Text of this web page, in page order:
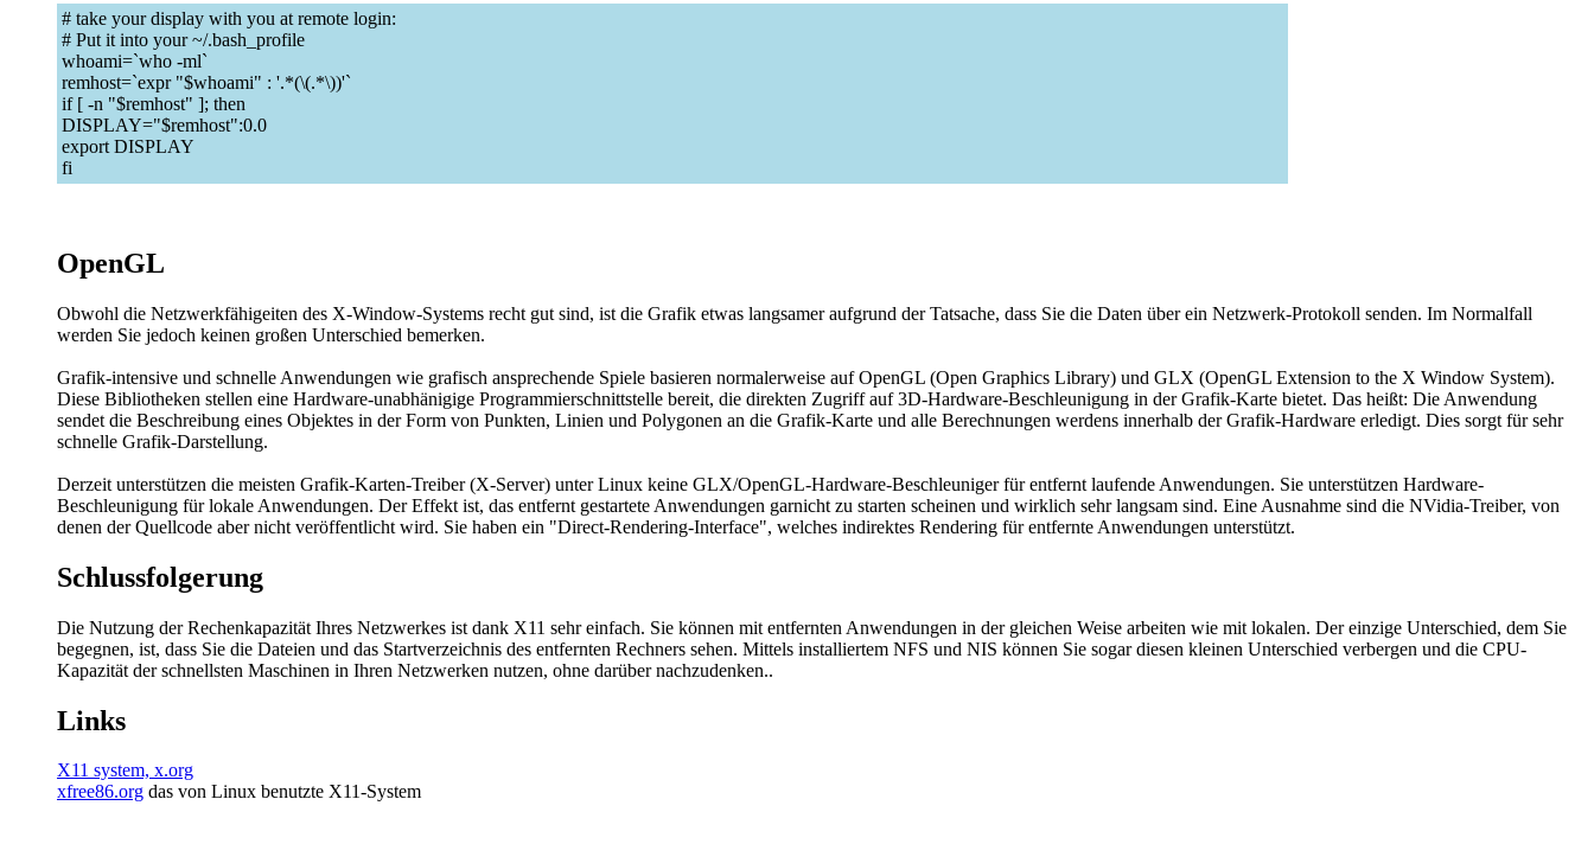
# take your display with you at remote login:
# Put it into your ~/.bash_profile
whoami=`who -ml`
remhost=`expr "$whoami" : '.*(\(.*\))'`
if [ -n "$remhost" ]; then
DISPLAY="$remhost":0.0
export DISPLAY
fi
OpenGL
Obwohl die Netzwerkfähigeiten des X-Window-Systems recht gut sind, ist die Grafik etwas langsamer aufgrund der Tatsache, dass Sie die Daten über ein Netzwerk-Protokoll senden. Im Normalfall
werden Sie jedoch keinen großen Unterschied bemerken.
Grafik-intensive und schnelle Anwendungen wie grafisch ansprechende Spiele basieren normalerweise auf OpenGL (Open Graphics Library) und GLX (OpenGL Extension to the X Window System).
Diese Bibliotheken stellen eine Hardware-unabhänigige Programmierschnittstelle bereit, die direkten Zugriff auf 3D-Hardware-Beschleunigung in der Grafik-Karte bietet. Das heißt: Die Anwendung
sendet die Beschreibung eines Objektes in der Form von Punkten, Linien und Polygonen an die Grafik-Karte und alle Berechnungen werdens innerhalb der Grafik-Hardware erledigt. Dies sorgt für sehr
schnelle Grafik-Darstellung.
Derzeit unterstützen die meisten Grafik-Karten-Treiber (X-Server) unter Linux keine GLX/OpenGL-Hardware-Beschleuniger für entfernt laufende Anwendungen. Sie unterstützen Hardware-
Beschleunigung für lokale Anwendungen. Der Effekt ist, das entfernt gestartete Anwendungen garnicht zu starten scheinen und wirklich sehr langsam sind. Eine Ausnahme sind die NVidia-Treiber, von
denen der Quellcode aber nicht veröffentlicht wird. Sie haben ein "Direct-Rendering-Interface", welches indirektes Rendering für entfernte Anwendungen unterstützt.
Schlussfolgerung
Die Nutzung der Rechenkapazität Ihres Netzwerkes ist dank X11 sehr einfach. Sie können mit entfernten Anwendungen in der gleichen Weise arbeiten wie mit lokalen. Der einzige Unterschied, dem Sie
begegnen, ist, dass Sie die Dateien und das Startverzeichnis des entfernten Rechners sehen. Mittels installiertem NFS und NIS können Sie sogar diesen kleinen Unterschied verbergen und die CPU-
Kapazität der schnellsten Maschinen in Ihren Netzwerken nutzen, ohne darüber nachzudenken..
Links
X11 system, x.org
xfree86.org das von Linux benutzte X11-System